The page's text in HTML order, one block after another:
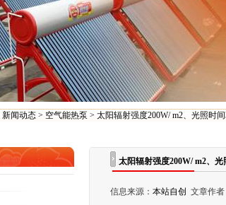
新闻动态> 空气能热泵 > 太阳辐射强度200W/ m2、光照时
太阳辐射强度200W/ m2、
信息来源： 本站自创 文章作者